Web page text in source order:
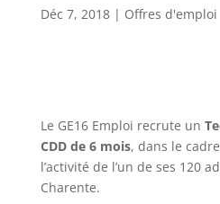
Déc 7, 2018| Offres d'emploi
Le GE16 Emploi recrute un
CDD de 6 mois, dans le
l’activité de l’un de ses 120
Charente.